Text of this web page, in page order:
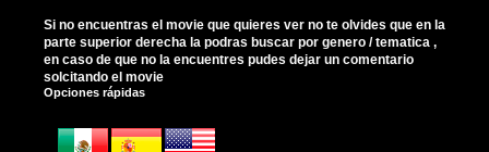
Si no encuentras el movie que quieres ver no te olvides que en la
parte superior derecha la podras buscar por genero / tematica ,
en caso de que no la encuentres pudes dejar un comentario
solcitando el movie
Opciones rápidas